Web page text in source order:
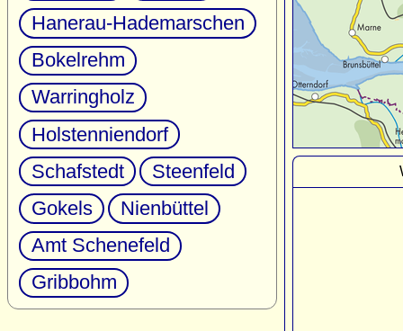
Hanerau-Hademarschen
Bokelrehm
Warringholz
Holstenniendorf
Schafstedt
Steenfeld
Gokels
Nienbüttel
Amt Schenefeld
Gribbohm